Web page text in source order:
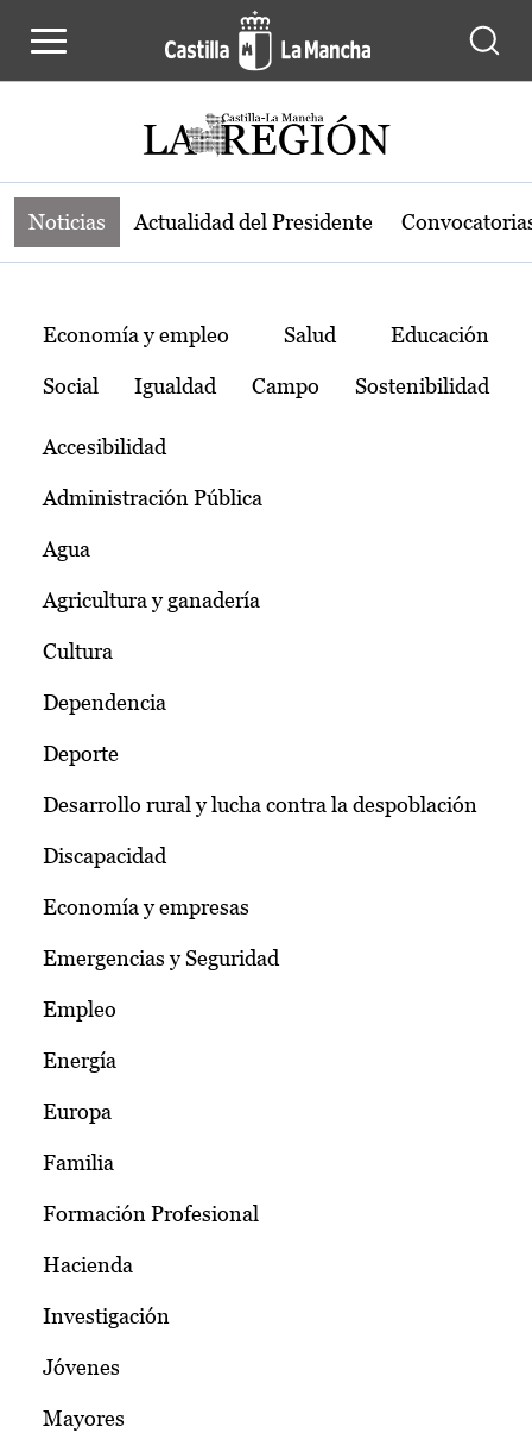
Noticias de la región de Castilla-La
Noticias Actualidad del Presidente
Temas
Economía y empleo Salud Educación
Social Igualdad Campo Sostenibilidad
Accesibilidad
Administración Pública
Agua
Agricultura y ganadería
Cultura
Dependencia
Deporte
Desarrollo rural y lucha contra la despoblación
Discapacidad
Economía y empresas
Emergencias y Seguridad
Empleo
Energía
Europa
Familia
Formación Profesional
Hacienda
Investigación
Jóvenes
Mayores